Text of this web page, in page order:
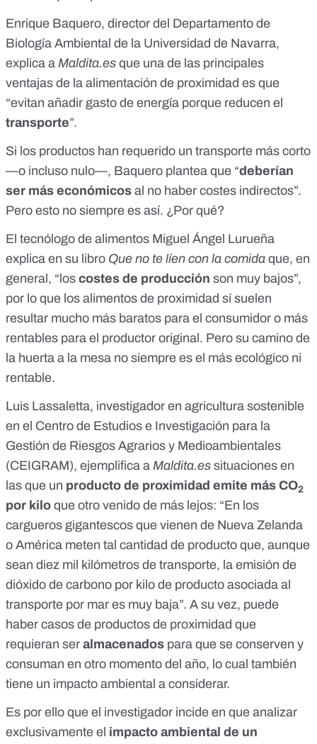
Enrique Baquero, director del Departamento de
Biología Ambiental de la Universidad de Navarra,
explica a Maldita.es que una de las principales
ventajas de la alimentación de proximidad es que
“evitan añadir gasto de energía porque reducen el
transporte”.
Si los productos han requerido un transporte más corto
—o incluso nulo—, Baquero plantea que “deberían
ser más económicos al no haber costes indirectos”.
Pero esto no siempre es así. ¿Por qué?
El tecnólogo de alimentos Miguel Ángel Lurueña
explica en su libro Que no te líen con la comida que, en
general, “los costes de producción son muy bajos”,
por lo que los alimentos de proximidad sí suelen
resultar mucho más baratos para el consumidor o más
rentables para el productor original. Pero su camino de
la huerta a la mesa no siempre es el más ecológico ni
rentable.
Luis Lassaletta, investigador en agricultura sostenible
en el Centro de Estudios e Investigación para la
Gestión de Riesgos Agrarios y Medioambientales
(CEIGRAM), ejemplifica a Maldita.es situaciones en
las que un producto de proximidad emite más CO2
por kilo que otro venido de más lejos: “En los
cargueros gigantescos que vienen de Nueva Zelanda
o América meten tal cantidad de producto que, aunque
sean diez mil kilómetros de transporte, la emisión de
dióxido de carbono por kilo de producto asociada al
transporte por mar es muy baja”. A su vez, puede
haber casos de productos de proximidad que
requieran ser almacenados para que se conserven y
consuman en otro momento del año, lo cual también
tiene un impacto ambiental a considerar.
Es por ello que el investigador incide en que analizar
exclusivamente el impacto ambiental de un